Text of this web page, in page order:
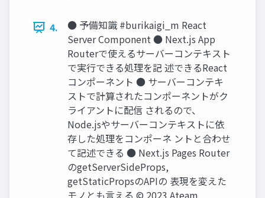
4.
● 予備知識 #burikaigi_m React
Server Component ● Next.js App
Routerで使えるサーバーコンテキスト
で実⾏できる処理を記 述できるReact
コンポーネント ● サーバーコンテキ
ストで計算されたコンポーネントがク
ライアントに配信 されるので、
Node.jsやサーバーコンテキストに依
存した処理をコンポーネ ントと合わせ
て記述できる ● Next.js Pages Router
のgetServerSideProps,
getStaticPropsのAPIの 表現を変えた